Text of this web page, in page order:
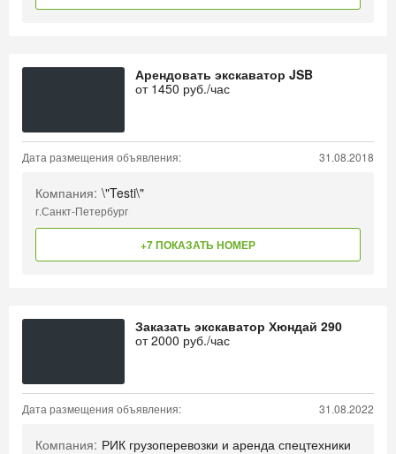
Арендовать экскаватор JSB
от 1450 руб./час
Дата размещения объявления: 31.08.2018
Компания: \"Testi\"
г.Санкт-Петербург
+7 ПОКАЗАТЬ НОМЕР
Заказать экскаватор Хюндай 290
от2000 руб./час
Дата размещения объявления: 31.08.2022
Компания: РИК грузоперевозки и аренда спецтехники